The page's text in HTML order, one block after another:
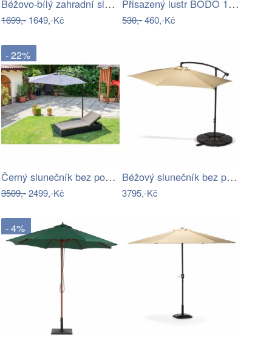
Béžovo-bílý zahradní slunečník ⌀260 cm…
1699,- 1649,-Kč
Přisazený lustr BODO 1xE27/60W/230V…
530,-460,-Kč
- 22%
Černý slunečník bez podstavce Bonami…
3509,-2499,-Kč
Béžový slunečník bez podstavce Bonami…
3795,-Kč
- 4%